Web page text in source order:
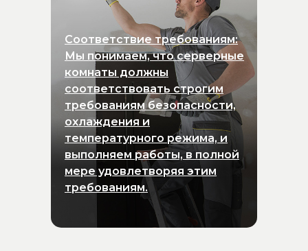
Соответствие требованиям:
Мы понимаем, что серверные
комнаты должны
соответствовать строгим
требованиям безопасности,
охлаждения и
температурного режима, и
выполняем работы, в полной
мере удовлетворяя этим
требованиям.